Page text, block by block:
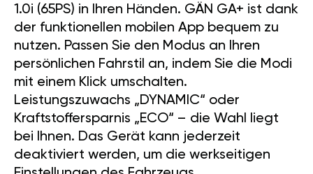
1.0i (65PS) in Ihren Händen. GÄN GA+ ist dank
der funktionellen mobilen App bequem zu
nutzen. Passen Sie den Modus an Ihren
persönlichen Fahrstil an, indem Sie die Modi
mit einem Klick umschalten.
Leistungszuwachs „DYNAMIC“ oder
Kraftstoffersparnis „ECO“ – die Wahl liegt
bei Ihnen. Das Gerät kann jederzeit
deaktiviert werden, um die werkseitigen